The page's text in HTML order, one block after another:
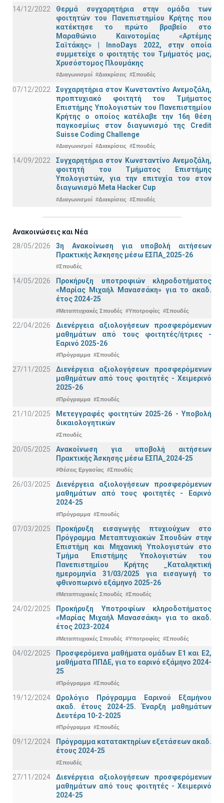
14/12/2022
Θερμά συγχαρητήρια στην ομάδα των
φοιτητών του Πανεπιστημίου Κρήτης που
κατέκτησε το πρώτο βραβείο στο
Μαραθώνιο Καινοτομίας «Αρτέμης
Σαϊτάκης» | InnoDays 2022, στην οποία
συμμετείχε ο φοιτητής του Τμήματός μας,
Χρυσόστομος Πλουμάκης
#Διαγωνισμοί #Διακρίσεις #Σπουδές
07/12/2022
Συγχαρητήρια στον Κωνσταντίνο Ανεμοζάλη,
προπτυχιακό φοιτητή του Τμήματος
Επιστήμης Υπολογιστών του Πανεπιστημίου
Κρήτης ο οποίος κατέλαβε την 16η θέση
παγκοσμίως στον διαγωνισμό της Credit
Suisse Coding Challenge
#Διαγωνισμοί #Διακρίσεις #Σπουδές
14/09/2022
Συγχαρητήρια στον Κωνσταντίνο Ανεμοζάλη,
φοιτητή του Τμήματος Επιστήμης
Υπολογιστών, για την επιτυχία του στον
διαγωνισμό Meta Hacker Cup
#Διαγωνισμοί #Διακρίσεις #Σπουδές
Ανακοινώσεις και Νέα
28/05/2026
3η Ανακοίνωση για υποβολή αιτήσεων
Πρακτικής Άσκησης μέσω ΕΣΠΑ_2025-26
#Σπουδές
14/05/2026
Προκήρυξη υποτροφιών κληροδοτήματος
«Μαρίας Μιχαήλ Μανασσάκη» για το ακαδ.
έτος 2024-25
#Μεταπτυχιακές Σπουδές #Υποτροφίες #Σπουδές
22/04/2026
Διενέργεια αξιολογήσεων προσφερόμενων
μαθημάτων από τους φοιτητές/ήτριες -
Εαρινό 2025-26
#Πρόγραμμα #Σπουδές
27/11/2025
Διενέργεια αξιολογήσεων προσφερόμενων
μαθημάτων από τους φοιτητές - Χειμερινό
2025-26
#Πρόγραμμα #Σπουδές
21/10/2025
Μετεγγραφές φοιτητών 2025-26 - Υποβολή
δικαιολογητικών
#Σπουδές
20/05/2025
Ανακοίνωση για υποβολή αιτήσεων
Πρακτικής Άσκησης μέσω ΕΣΠΑ_2024-25
#Θέσεις Εργασίας #Σπουδές
26/03/2025
Διενέργεια αξιολογήσεων προσφερόμενων
μαθημάτων από τους φοιτητές - Εαρινό
2024-25
#Πρόγραμμα #Σπουδές
07/03/2025
Προκήρυξη εισαγωγής πτυχιούχων στo
Πρόγραμμα Μεταπτυχιακών Σπουδών στην
Επιστήμη και Μηχανική Υπολογιστών στο
Τμήμα Eπιστήμης Υπολογιστών του
Πανεπιστημίου Κρήτης _Καταληκτική
ημερομηνία 31/03/2025 για εισαγωγή το
φθινοπωρινό εξάμηνο 2025-26
#Μεταπτυχιακές Σπουδές #Σπουδές
24/02/2025
Προκήρυξη Υποτροφίων κληροδοτήματος
«Μαρίας Μιχαήλ Μανασσάκη» για το ακαδ.
έτος 2023-2024
#Μεταπτυχιακές Σπουδές #Υποτροφίες #Σπουδές
04/02/2025
Προσφερόμενα μαθήματα ομάδων Ε1 και Ε2,
μαθήματα ΠΠΔΕ, για το εαρινό εξάμηνο 2024-
25
#Πρόγραμμα #Σπουδές
19/12/2024
Ωρολόγιο Πρόγραμμα Εαρινού Εξαμήνου
ακαδ. έτους 2024-25. Έναρξη μαθημάτων
Δευτέρα 10-2-2025
#Πρόγραμμα #Σπουδές
09/12/2024
Πρόγραμμα κατατακτηρίων εξετάσεων ακαδ.
έτους 2024-25
#Σπουδές
27/11/2024
Διενέργεια αξιολογήσεων προσφερόμενων
μαθημάτων από τους φοιτητές - Χειμερινό
2024-25